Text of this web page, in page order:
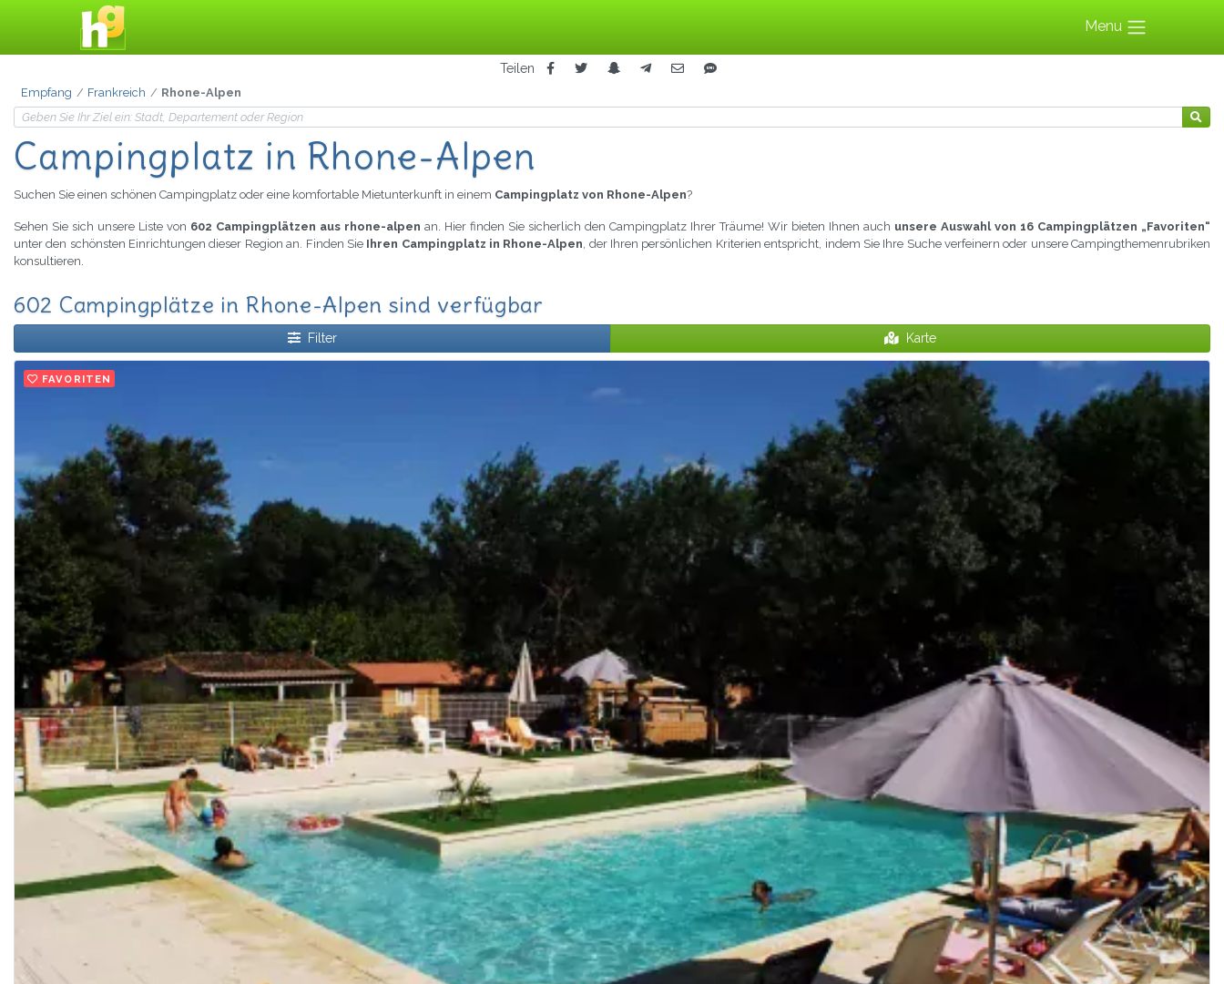
Menu
Teilen
Empfang Frankreich Rhone-Alpen
Campingplatz in Rhone-Alpen
Suchen Sie einen schönen Campingplatz oder eine komfortable Mietunterkunft in einem Campingplatz von Rhone-Alpen?
Sehen Sie sich unsere Liste von 602 Campingplätzen aus rhone-alpen an. Hier finden Sie sicherlich den Campingplatz Ihrer Träume! Wir bieten Ihnen auch unsere Auswahl von 16 Campingplätzen „Favoriten“
unter den schönsten Einrichtungen dieser Region an. Finden Sie Ihren Campingplatz in Rhone-Alpen, der Ihren persönlichen Kriterien entspricht, indem Sie Ihre Suche verfeinern oder unsere Campingthemenrubriken
konsultieren.
602 Campingplätze in Rhone-Alpen sind verfügbar
Filter Karte
FAVORITEN